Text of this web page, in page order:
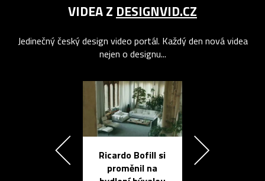
VIDEA Z DESIGNVID.CZ
Jedinečný český design video portál. Každý den nová videa
nejen o designu...
Ricardo Bofill si
proměnil na